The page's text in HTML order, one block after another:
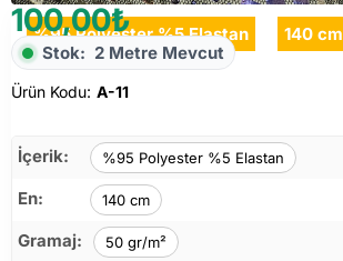
%95 Polyester %5 Elastan 140 cm
100,00₺
Stok: 2 Metre Mevcut
Ürün Kodu: A-11
İçerik: %95 Polyester %5 Elastan
En: 140 cm
Gramaj: 50 gr/m²